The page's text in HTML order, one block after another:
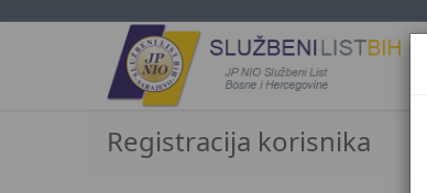
Registracija korisnika